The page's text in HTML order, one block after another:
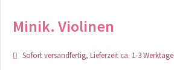
Minik. Violinen
Sofort versandfertig, Lieferzeit ca. 1-3 Werktage